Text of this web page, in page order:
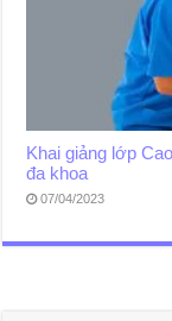
Khai giảng lớp
đa khoa
07/04/2023